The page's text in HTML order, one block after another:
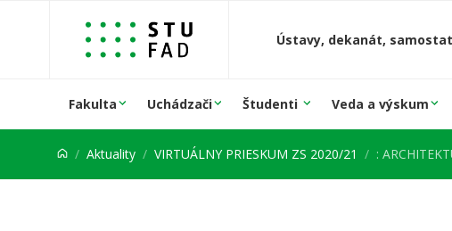
Prejsť na obsah
Ústavy, dekanát,
Fakulta Uchádzači Študenti Veda a výskum
Aktuality VIRTUÁLNY PRIESKUM ZS 2020/21 :